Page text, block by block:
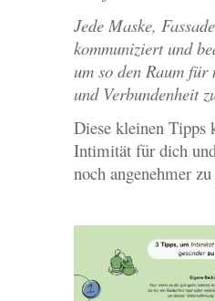
Jede Maske,
kommuniziert und
um so den Raum für
und Verbundenheit
Diese kleinen Tipps
Intimität für dich
noch angenehmer